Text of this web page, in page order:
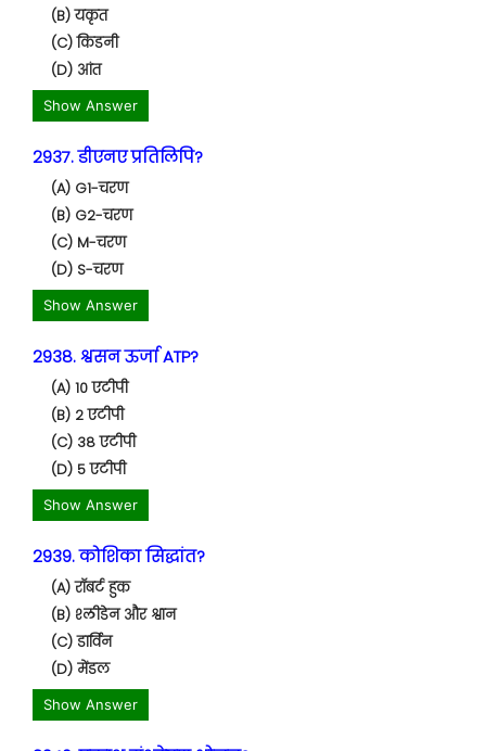
(B) यकृत
(C) किडनी
(D) आंत
Show Answer
2937. डीएनए प्रतिलिपि?
(A) G1-चरण
(B) G2-चरण
(C) M-चरण
(D) S-चरण
Show Answer
2938. श्वसन ऊर्जा ATP?
(A) 10 एटीपी
(B) 2 एटीपी
(C) 38 एटीपी
(D) 5 एटीपी
Show Answer
2939. कोशिका सिद्धांत?
(A) रॉबर्ट हुक
(B) श्लीडेन और श्वान
(C) डार्विन
(D) मेंडल
Show Answer